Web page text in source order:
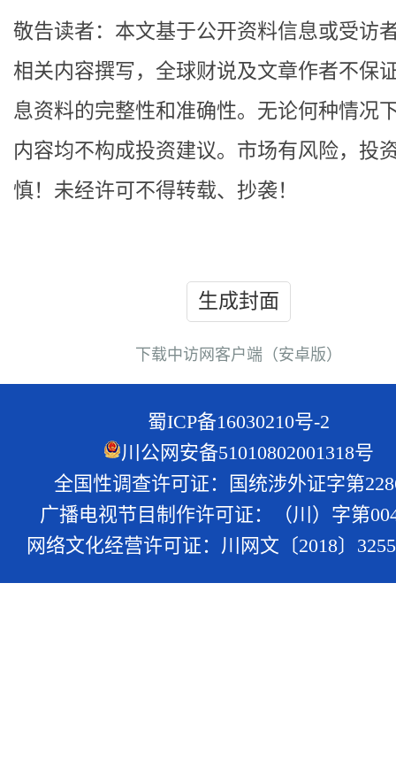
敬告读者：本文基于公开资料信息或受访
相关内容撰写，全球财说及文章作者不保
息资料的完整性和准确性。无论何种情况
内容均不构成投资建议。市场有风险，投
慎！未经许可不得转载、抄袭！
生成封面
下载中访网客户端（安卓版）
蜀ICP备16030210号-2
川公网安备51010802001318号
全国性调查许可证：国统涉外证字第
广播电视节目制作许可证：（川）字第
网络文化经营许可证：川网文〔2018〕